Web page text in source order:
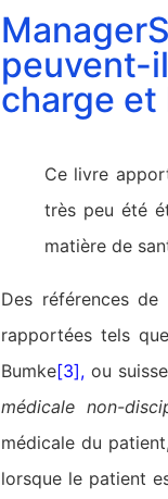
charge et
Ce livre
très peu été
matière de
Des références
rapportées tels
Bumke[3], ou
médicale non-
médicale du
lorsque le patient